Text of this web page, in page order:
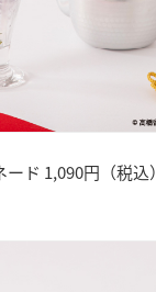
ド 1,090円（税込）